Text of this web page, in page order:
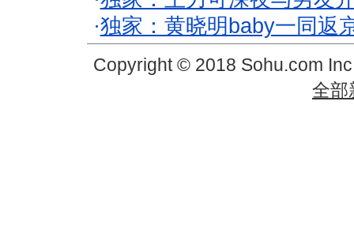
·独家：黄晓明baby一同返
Copyright © 2018 Sohu.com
全部